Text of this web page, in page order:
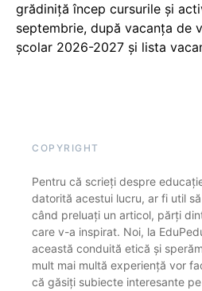
grădiniță încep cursurile și
septembrie, după vacanța de
școlar 2026-2027 și lista
COPYRIGHT
Pentru că scrieți despre
datorită acestui lucru, ar fi util
când preluați un articol, părți
care v-a inspirat. Noi, la
această conduită etică și
mult mai multă experiență vor
că găsiți subiecte interesante